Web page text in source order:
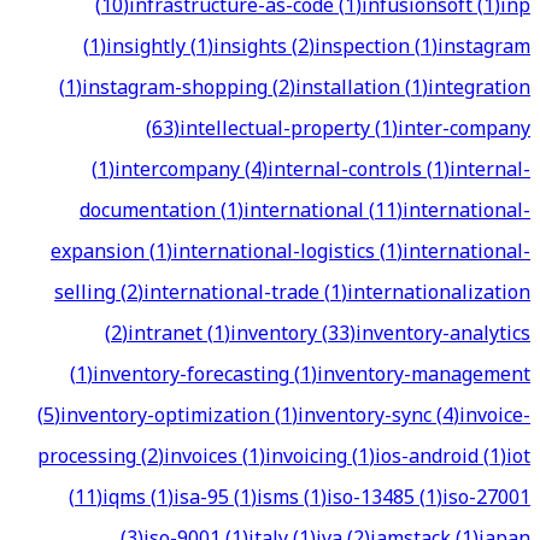
(1)insightly(1)insights(2)inspection(1)instagram
(1)instagram-shopping(2)installation(1)integration
(63)intellectual-property(1)inter-company
(1)intercompany(4)internal-controls(1)internal-
documentation(1)international(11)international-
expansion(1)international-logistics(1)international-
selling(2)international-trade(1)internationalization
(2)intranet(1)inventory(33)inventory-analytics
(1)inventory-forecasting(1)inventory-management
(5)inventory-optimization(1)inventory-sync(4)invoice-
processing(2)invoices(1)invoicing(1)ios-android(1)iot
(11)iqms(1)isa-95(1)isms(1)iso-13485(1)iso-27001